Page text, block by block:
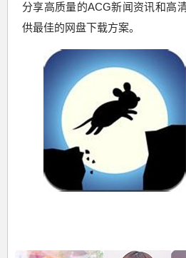
分享高质量的ACG新闻资讯和高
供最佳的网盘下载方案。